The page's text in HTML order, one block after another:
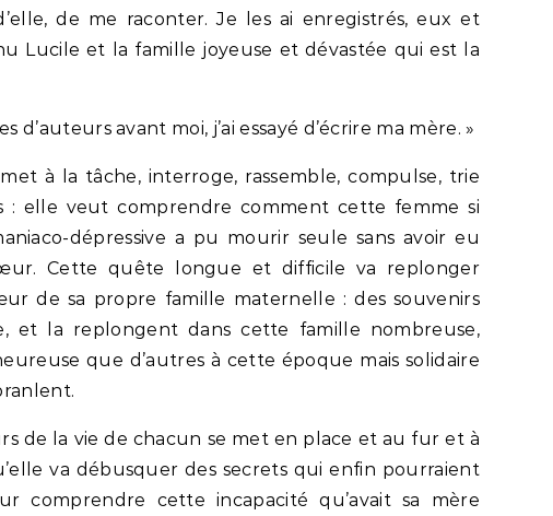
de me raconter. Je les ai enregistrés, eux et
Lucile et la famille joyeuse et dévastée qui est la
d’auteurs avant moi, j’ai essayé d’écrire ma mère. »
à la tâche, interroge, rassemble, compulse, trie
: elle veut comprendre comment cette femme si
dépressive a pu mourir seule sans avoir eu
Cette quête longue et difficile va replonger
de sa propre famille maternelle : des souvenirs
et la replongent dans cette famille nombreuse,
que d’autres à cette époque mais solidaire
de la vie de chacun se met en place et au fur et à
va débusquer des secrets qui enfin pourraient
comprendre cette incapacité qu’avait sa mère